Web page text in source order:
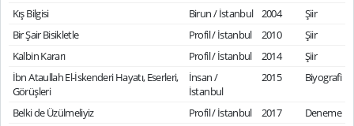
Kış Bilgisi Birun / İstanbul 2004
Şiir
Bir Şair Bisikletle
Profil / İstanbul 2010
Şiir
Kalbin Kararı
Profil / İstanbul 2014
Şiir
İbn Ataullah El-İskenderi Hayatı, Eserleri,
Görüşleri
İnsan /
İstanbul
2015 Biyografi
Belki de Üzülmeliyiz Profil / İstanbul 2017
Deneme